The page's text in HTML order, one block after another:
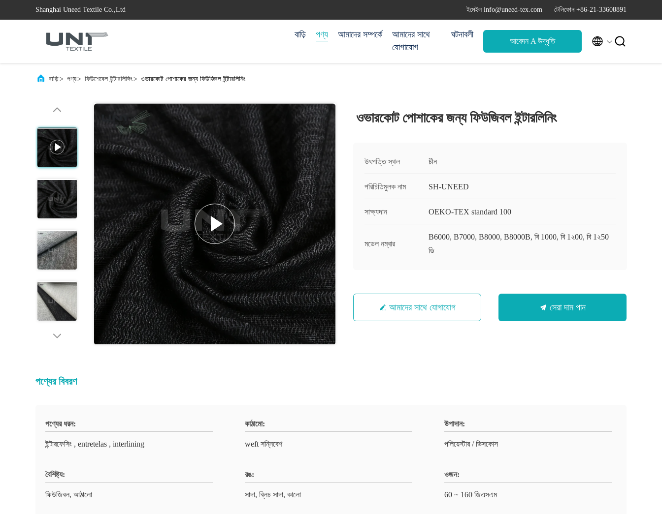
Shanghai Uneed Textile Co.,Ltd ইমেইল info@uneed-tex.com টেলিফোন +86-21-33608891
বাড়ি পণ্য আমাদের সম্পর্কে
আমাদের সাথে
যোগাযোগ
ঘটনাবলী
আবেদন A উদ্ধৃতি  
বাড়ি> পণ্য> ফিউশেবেল ইন্টারলিঙ্গিং> ওভারকোট পোশাকের জন্য ফিউজিবল ইন্টারলিনিং
ওভারকোট পোশাকের জন্য ফিউজিবল ইন্টারলিনিং
উৎপত্তি স্থল চীন
পরিচিতিমুলক নাম SH-UNEED
সাক্ষ্যদান OEKO-TEX standard 100
মডেল নম্বার
B6000, B7000, B8000, B8000B, বি 1000, বি 1২00, বি 1২50
ডি
আমাদের সাথে যোগাযোগ সেরা দাম পান
পণ্যের বিবরণ
পণ্যের ধরন:
ইন্টারফেসিং , entretelas , interlining
কাঠামো:
weft সন্নিবেশ
উপাদান:
পলিয়েস্টার / ভিসকোস
বৈশিষ্ট্য:
ফিউজিবল, আঠালো
রঙ:
সাদা, ব্লিচ সাদা, কালো
ওজন:
60 ~ 160 জিএসএম